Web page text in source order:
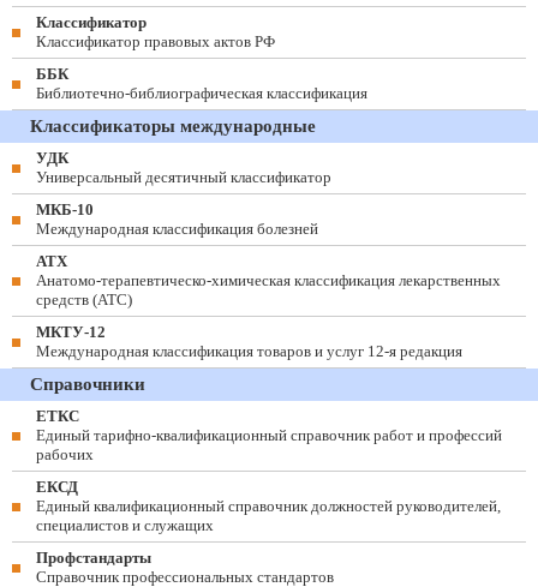
Классификатор
Классификатор правовых актов РФ
ББК
Библиотечно-библиографическая классификация
Классификаторы международные
УДК
Универсальный десятичный классификатор
МКБ-10
Международная классификация болезней
АТХ
Анатомо-терапевтическо-химическая классификация лекарственных
средств (ATC)
МКТУ-12
Международная классификация товаров и услуг 12-я редакция
Справочники
ЕТКС
Единый тарифно-квалификационный справочник работ и профессий
рабочих
ЕКСД
Единый квалификационный справочник должностей руководителей,
специалистов и служащих
Профстандарты
Справочник профессиональных стандартов